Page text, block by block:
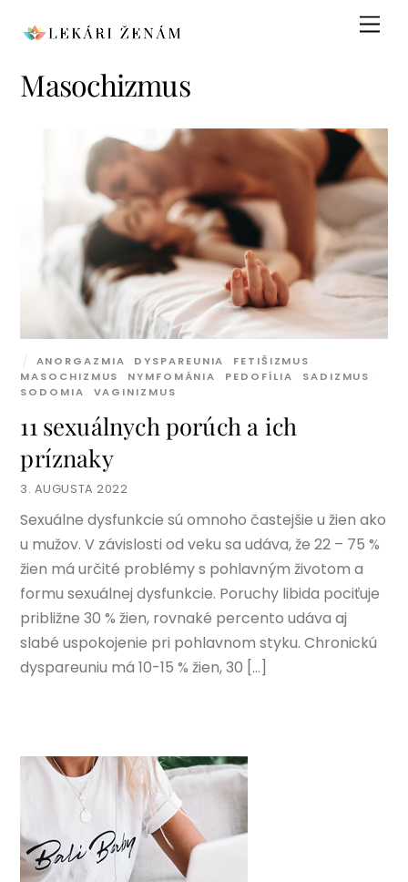
Masochizmus
3. AUGUSTA 2022
11 sexuálnych porúch a ich
príznaky
ANORGAZMIA DYSPAREUNIA FETIŠIZMUS
MASOCHIZMUS
NYMFOMÁNIA PEDOFÍLIA SADIZMUS
SODOMIA
VAGINIZMUS
Sexuálne dysfunkcie sú omnoho častejšie u žien ako
u mužov. V závislosti od veku sa udáva, že 22 – 75 %
žien má určité problémy s pohlavným životom a
formu sexuálnej dysfunkcie. Poruchy libida pociťuje
približne 30 % žien, rovnaké percento udáva aj
slabé uspokojenie pri pohlavnom styku. Chronickú
dyspareuniu má 10-15 % žien, 30 […]